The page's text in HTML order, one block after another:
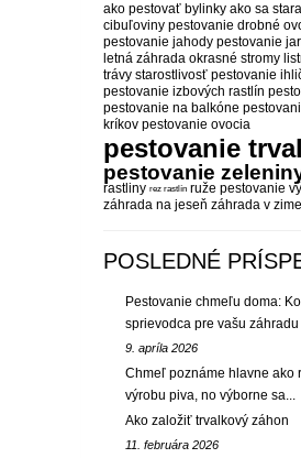
ako pestovať bylinky ako sa
cibuľoviny pestovanie drobné
pestovanie jahody pestovanie
letná záhrada okrasné stromy
trávy starostlivosť pestovanie
pestovanie izbových rastlín
pestovanie na balkóne
kríkov pestovanie ovocia
pestovanie
pestovanie
rastliny rez rastlín ruže pestovanie
záhrada na jeseň záhrada v zime
POSLEDNÉ
Pestovanie chmeľu doma:
sprievodca pre vašu
9. apríla 2026
Chmeľ poznáme hlavne ako
výrobu piva, no výborne sa...
Ako založiť trvalkový záhon
11. februára 2026